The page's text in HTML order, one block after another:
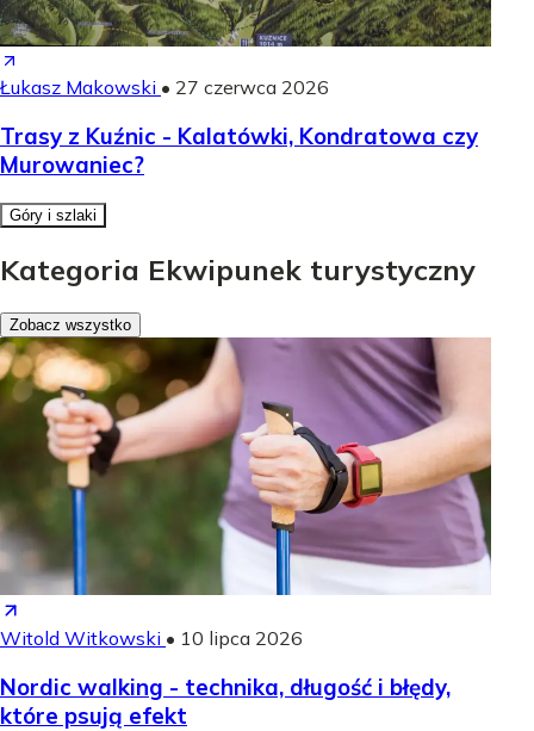
Łukasz Makowski • 27 czerwca 2026
Trasy z Kuźnic - Kalatówki, Kondratowa czy
Murowaniec?
Góry i szlaki
Kategoria Ekwipunek turystyczny
Zobacz wszystko
Witold Witkowski • 10 lipca 2026
Nordic walking - technika, długość i błędy,
które psują efekt